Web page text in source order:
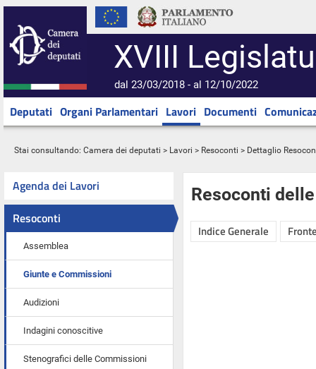
XVIII
dal 23/03/2018 - al 12/10/2022
Deputati Organi Parlamentari Lavori Documenti
Stai consultando: Camera dei deputati > Lavori > Resoconti > Dettaglio
Agenda dei Lavori
Resoconti
Assemblea
Giunte e Commissioni
Audizioni
Indagini conoscitive
Stenografici delle Commissioni
Resoconti
Indice Generale